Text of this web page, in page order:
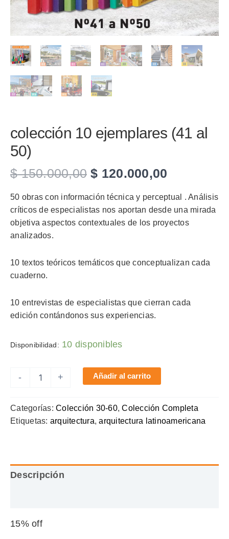
colección 10 ejemplares (41 al
50)
$150.000,00 El
original
era:
$ 150.000,00.
$ 120.000,00
actual
es:
$
50 obras con información técnica y perceptual . Análisis
críticos de especialistas nos aportan desde una mirada
objetiva aspectos contextuales de los proyectos
analizados.
10 textos teóricos temáticos que conceptualizan cada
cuaderno.
10 entrevistas de especialistas que cierran cada
edición contándonos sus experiencias.
Disponibilidad: 10 disponibles
-
al
50)
+ Añadir al carrito
Categorías: Colección 30-60,Colección Completa
Etiquetas: arquitectura,arquitectura latinoamericana
Descripción
15% off